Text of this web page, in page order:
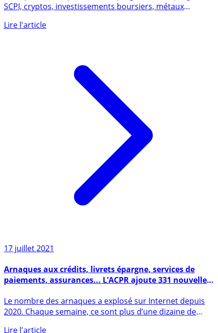
Arnaques sur les placements épargne : livret épargne,
SCPI, cryptos, investissements boursiers, métaux
17 juillet 2021
paiements, assurances... L’ACPR ajoute 331 nouvelles
plateformes à sa liste noire